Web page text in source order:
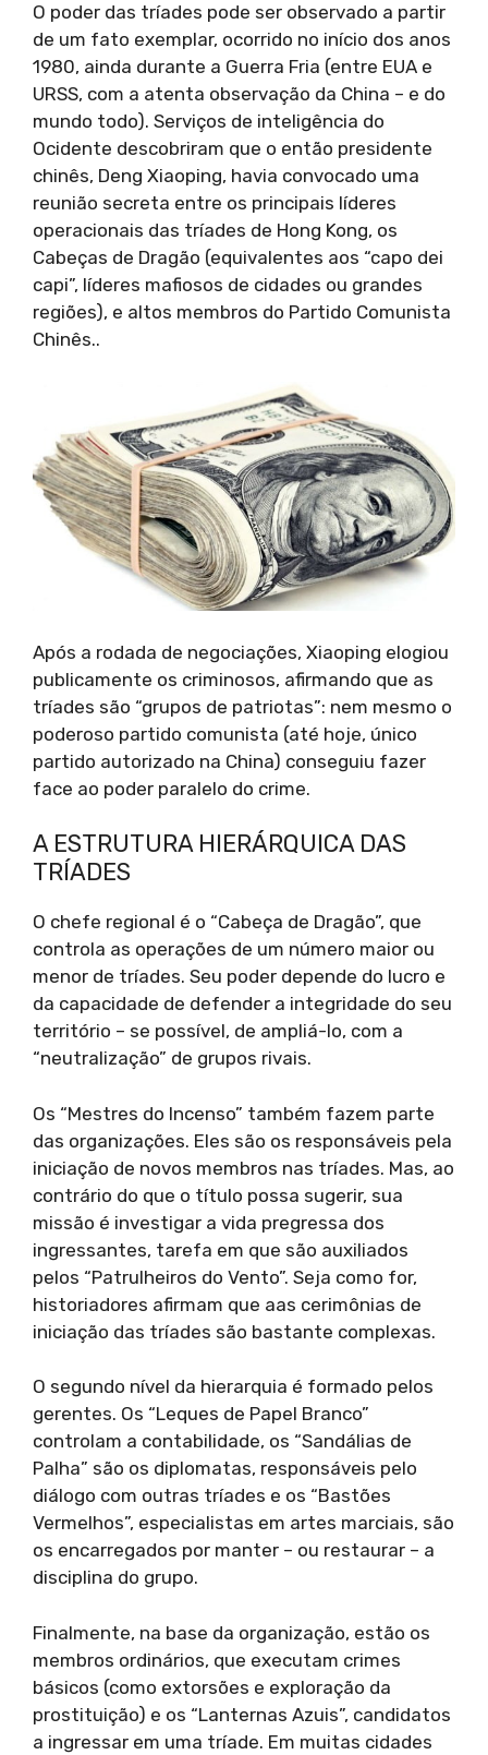
O poder das tríades pode ser observado a partir
de um fato exemplar, ocorrido no início dos anos
1980, ainda durante a Guerra Fria (entre EUA e
URSS, com a atenta observação da China – e do
mundo todo). Serviços de inteligência do
Ocidente descobriram que o então presidente
chinês, Deng Xiaoping, havia convocado uma
reunião secreta entre os principais líderes
operacionais das tríades de Hong Kong, os
Cabeças de Dragão (equivalentes aos “capo dei
capi”, líderes mafiosos de cidades ou grandes
regiões), e altos membros do Partido Comunista
Chinês..
Após a rodada de negociações, Xiaoping elogiou
publicamente os criminosos, afirmando que as
tríades são “grupos de patriotas”: nem mesmo o
poderoso partido comunista (até hoje, único
partido autorizado na China) conseguiu fazer
face ao poder paralelo do crime.
A ESTRUTURA HIERÁRQUICA DAS
TRÍADES
O chefe regional é o “Cabeça de Dragão”, que
controla as operações de um número maior ou
menor de tríades. Seu poder depende do lucro e
da capacidade de defender a integridade do seu
território – se possível, de ampliá-lo, com a
“neutralização” de grupos rivais.
Os “Mestres do Incenso” também fazem parte
das organizações. Eles são os responsáveis pela
iniciação de novos membros nas tríades. Mas, ao
contrário do que o título possa sugerir, sua
missão é investigar a vida pregressa dos
ingressantes, tarefa em que são auxiliados
pelos “Patrulheiros do Vento”. Seja como for,
historiadores afirmam que aas cerimônias de
iniciação das tríades são bastante complexas.
O segundo nível da hierarquia é formado pelos
gerentes. Os “Leques de Papel Branco”
controlam a contabilidade, os “Sandálias de
Palha” são os diplomatas, responsáveis pelo
diálogo com outras tríades e os “Bastões
Vermelhos”, especialistas em artes marciais, são
os encarregados por manter – ou restaurar – a
disciplina do grupo.
Finalmente, na base da organização, estão os
membros ordinários, que executam crimes
básicos (como extorsões e exploração da
prostituição) e os “Lanternas Azuis”, candidatos
a ingressar em uma tríade. Em muitas cidades